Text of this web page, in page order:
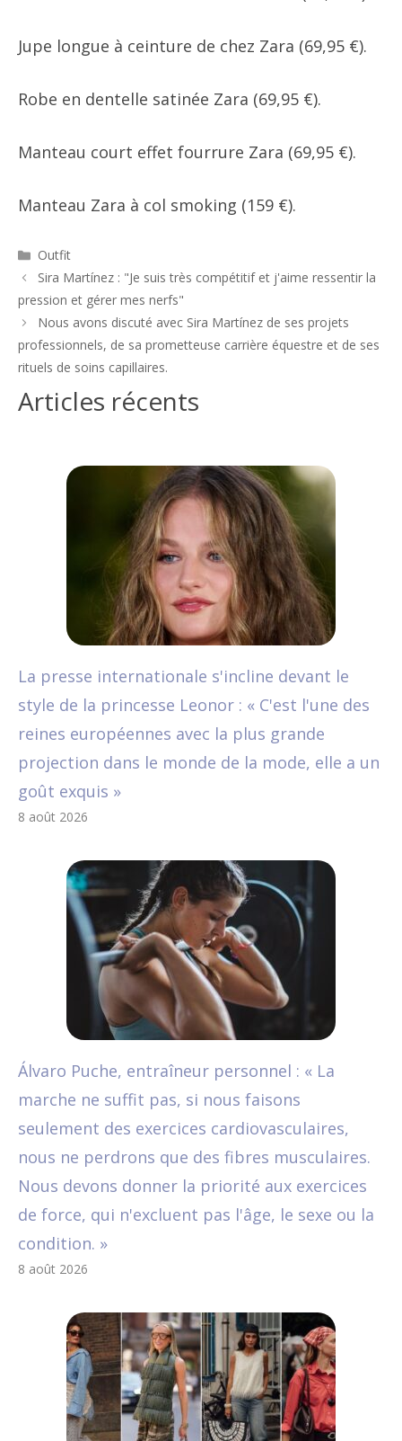
Jupe longue à ceinture de chez Zara (69,95 €).
Robe en dentelle satinée Zara (69,95 €).
Manteau court effet fourrure Zara (69,95 €).
Manteau Zara à col smoking (159 €).
Catégories
Outfit
Navigation
des
articles
Sira Martínez : "Je suis très compétitif et j'aime ressentir la
pression et gérer mes nerfs"
Nous avons discuté avec Sira Martínez de ses projets
professionnels, de sa prometteuse carrière équestre et de ses
rituels de soins capillaires.
Articles récents
La presse internationale s'incline devant le
style de la princesse Leonor : « C'est l'une des
reines européennes avec la plus grande
projection dans le monde de la mode, elle a un
goût exquis »
8 août 2026
Álvaro Puche, entraîneur personnel : « La
marche ne suffit pas, si nous faisons
seulement des exercices cardiovasculaires,
nous ne perdrons que des fibres musculaires.
Nous devons donner la priorité aux exercices
de force, qui n'excluent pas l'âge, le sexe ou la
condition. »
8 août 2026